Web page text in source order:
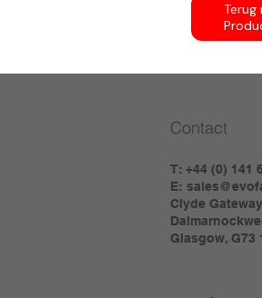
Terug
Contact
T: +44 (0) 141
E:
Clyde
Glasgow, G73